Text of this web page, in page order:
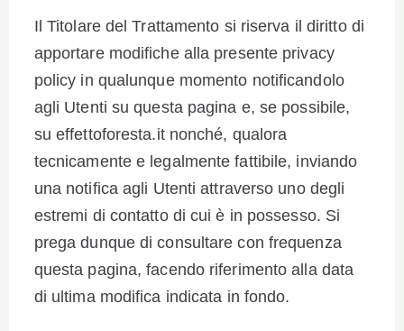
Il Titolare del Trattamento si riserva il diritto di
apportare modifiche alla presente privacy
policy in qualunque momento notificandolo
agli Utenti su questa pagina e, se possibile,
su effettoforesta.it nonché, qualora
tecnicamente e legalmente fattibile, inviando
una notifica agli Utenti attraverso uno degli
estremi di contatto di cui è in possesso. Si
prega dunque di consultare con frequenza
questa pagina, facendo riferimento alla data
di ultima modifica indicata in fondo.